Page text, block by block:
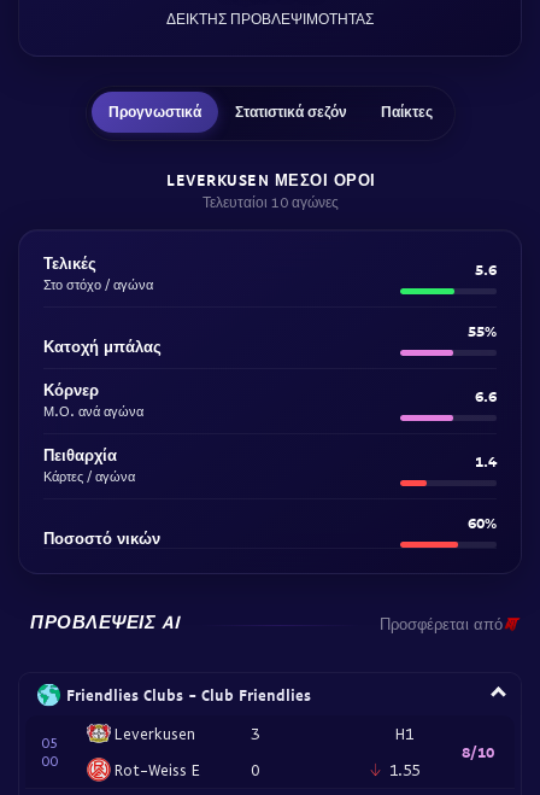
ΔΕΊΚΤΗΣ ΠΡΟΒΛΕΨΙΜΌΤΗΤΑΣ
Προγνωστικά Στατιστικά σεζόν Παίκτες
LEVERKUSEN ΜΈΣΟΙ ΌΡΟΙ
Τελευταίοι 10 αγώνες
Τελικές
Στο στόχο / αγώνα
5.6
Κατοχή μπάλας
55%
Κόρνερ
Μ.Ο. ανά αγώνα
6.6
Πειθαρχία
Κάρτες / αγώνα
1.4
Ποσοστό νικών
60%
ΠΡΟΒΛΈΨΕΙΣ AI Προσφέρεται από
Friendlies Clubs - Club Friendlies
05
00
Leverkusen
Rot-Weiss E
3
0
H1
1.55
8/10